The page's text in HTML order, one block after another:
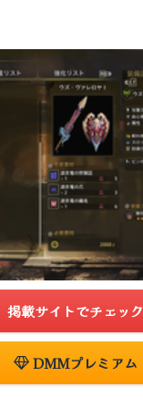
掲載サイトでチェック
DMMプレミアム